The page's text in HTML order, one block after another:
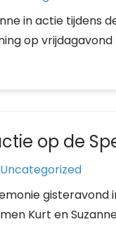
in actie tijdens
op
op de
Uncategorized
gisteravond
Kurt en